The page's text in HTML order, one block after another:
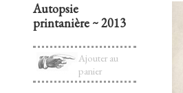
Autopsie
printanière ~ 2013
Ajouter au
panier